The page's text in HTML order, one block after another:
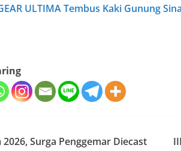
ULTIMA Tembus Kaki Gunung
Surga Penggemar Diecast